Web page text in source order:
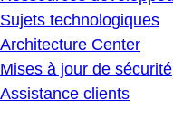
Sujets technologiques
Architecture Center
Mises à jour de sécurité
Assistance clients